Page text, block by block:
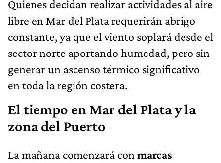
Quienes decidan realizar actividades al aire
libre en Mar del Plata requerirán abrigo
constante, ya que el viento soplará desde el
sector norte aportando humedad, pero sin
generar un ascenso térmico significativo
en toda la región costera.
El tiempo en Mar del Plata y la
zona del Puerto
La mañana comenzará con marcas